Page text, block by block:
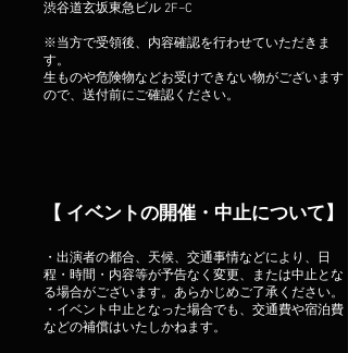
渋谷道玄坂東急ビル 2F−C
※当方で受領後、内容確認を行わせていただきま
す。
生ものや危険物などお受けできない物がございます
ので、送付前にご確認ください。
【 イベントの開催・中止について】
・出演者の都合、天候、交通事情などにより、日
程・時間・内容等が予告なく変更、または中止とな
る場合がございます。あらかじめご了承ください。
・イベント中止となった場合でも、交通費や宿泊費
などの補償はいたしかねます。